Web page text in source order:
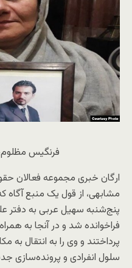
فرنگیس
ارگان خبری مجموعه فعالان
مشابهی، از قول یک منبع آگاه
پنج‌شنبه سهیل عربی به دفتر
فراخوانده شد و در آنجا به
پرداختند و وی را به انتقال به
سلول انفرادی و پرونده‌سازی